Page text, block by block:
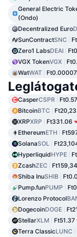
General Electric
(Ondo)
Decentralized Euro
SunContractSNC
Zero1 LabsDEAI
VGX TokenVGX
WatWAT
CasperCSPR
BitcoinBTC
XRPXRP Ft331.06
EthereumETH
SolanaSOL
HyperliquidHYPE
ZcashZEC
Shiba InuSHIB
Pump.funPUMP
Lorenzo Protocol
DogecoinDOGE
StellarXLM Ft51.37
Terra ClassicLUNC